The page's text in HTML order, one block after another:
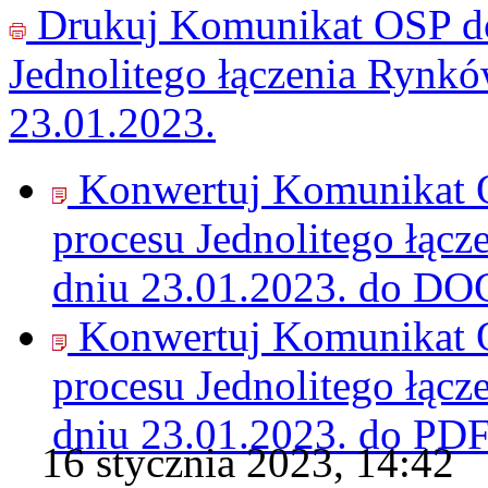
Drukuj Komunikat OSP
Jednolitego łączenia
23.01.2023.
Konwertuj Komunikat
procesu Jednolitego
dniu 23.01.2023. do
Konwertuj Komunikat
procesu Jednolitego
dniu 23.01.2023. do
16 stycznia 2023, 14:42